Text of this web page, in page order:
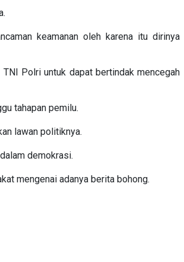
keamanan oleh karena itu dirinya
Polri untuk dapat bertindak mencegah
tahapan pemilu.
lawan politiknya.
demokrasi.
mengenai adanya berita bohong.